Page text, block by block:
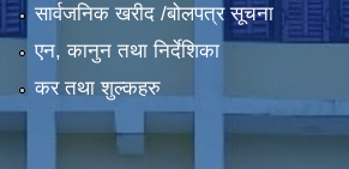
सार्वजनिक खरीद /बोलपत्र सूचना
एन, कानुन तथा निर्देशिका
कर तथा शुल्कहरु